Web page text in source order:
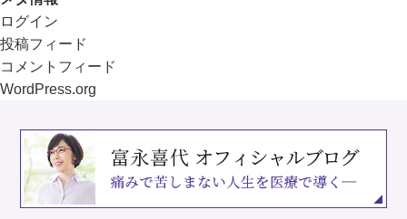
ログイン
投稿フィード
コメントフィード
WordPress.org